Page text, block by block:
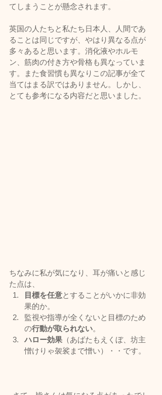
てしまうことが懸念されます。
英国の人たちと私たち日本人、人間であ
ることは同じですが、やはり異なる点が
多々あると思います。消化液やホルモ
ン、筋肉の付き方や骨格も異なっていま
す。また食習慣も異なりこの記事が全て
当てはまる訳ではありません。しかし、
とても参考になる内容だと思いました。
ちなみに私が気になり、耳が痛いと感じ
た点は、
目標を任意とすることがいかに非効
果的か。
監視や指導が全くないと目標のため
の行動が取られない。
ハロー効果 （あばたもえくぼ、坊主
憎けりゃ袈裟まで憎い）・・です。